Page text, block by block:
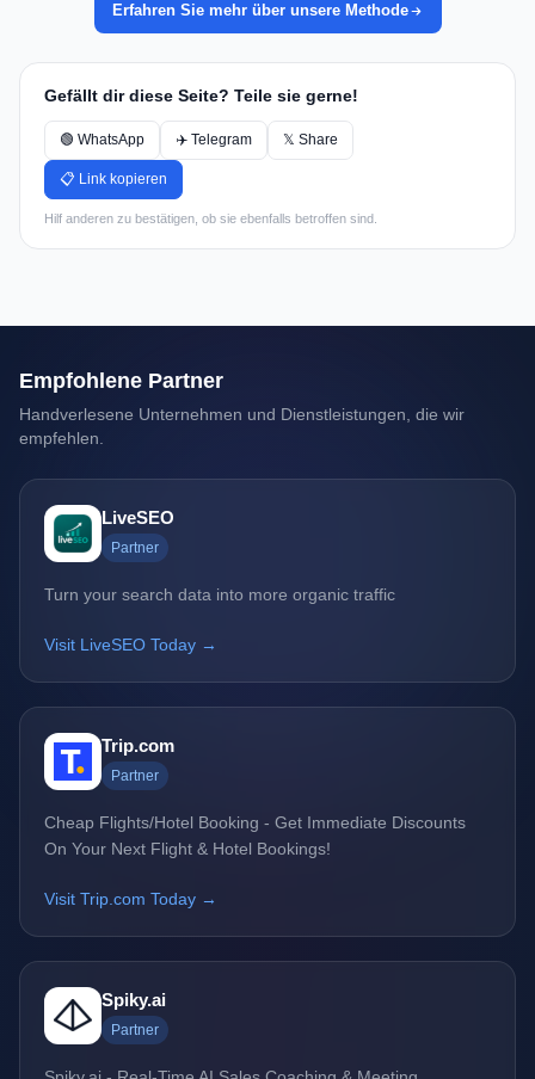
Erfahren Sie mehr über unsere Methode
Gefällt dir diese Seite? Teile sie gerne!
🟢 WhatsApp ✈️ Telegram 𝕏 Share
📋 Link kopieren
Hilf anderen zu bestätigen, ob sie ebenfalls betroffen sind.
Empfohlene Partner
Handverlesene Unternehmen und Dienstleistungen, die wir
empfehlen.
LiveSEO
Partner
Turn your search data into more organic traffic
Visit LiveSEO Today →
Trip.com
Partner
Cheap Flights/Hotel Booking - Get Immediate Discounts
On Your Next Flight & Hotel Bookings!
Visit Trip.com Today →
Spiky.ai
Partner